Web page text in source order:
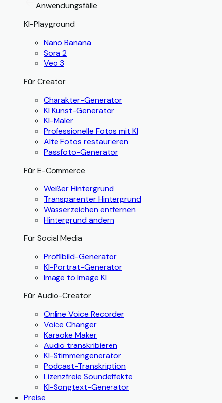
Anwendungsfälle
KI-Playground
Nano Banana
Sora 2
Veo 3
Für Creator
Charakter-Generator
KI Kunst-Generator
KI-Maler
Professionelle Fotos mit KI
Alte Fotos restaurieren
Passfoto-Generator
Für E-Commerce
Weißer Hintergrund
Transparenter Hintergrund
Wasserzeichen entfernen
Hintergrund ändern
Für Social Media
Profilbild-Generator
KI-Porträt-Generator
Image to Image KI
Für Audio-Creator
Online Voice Recorder
Voice Changer
Karaoke Maker
Audio transkribieren
KI-Stimmengenerator
Podcast-Transkription
Lizenzfreie Soundeffekte
KI-Songtext-Generator
Preise